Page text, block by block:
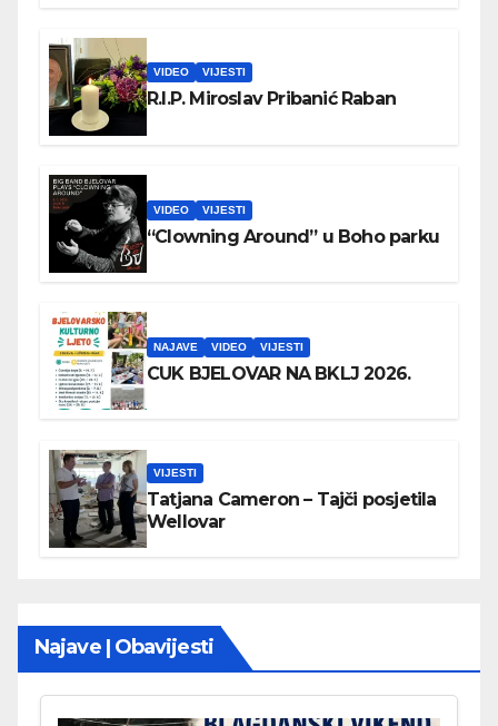
VIDEO VIJESTI
R.I.P. Miroslav Pribanić Raban
VIDEO VIJESTI
“Clowning Around” u Boho parku
NAJAVE VIDEO VIJESTI
CUK BJELOVAR NA BKLJ 2026.
VIJESTI
Tatjana Cameron – Tajči posjetila
Wellovar
Najave | Obavijesti